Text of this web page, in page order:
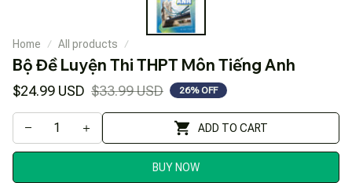
Home All products
Bộ Đề Luyện Thi THPT Môn Tiếng Anh
$24.99 USD $33.99 USD 26% OFF
ADD TO CART
BUY NOW